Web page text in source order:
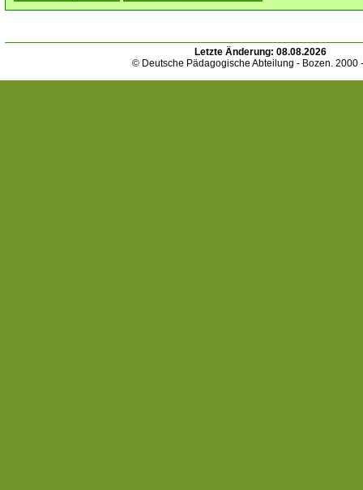
Letzte Änderung: 08.08.2026
© Deutsche Pädagogische Abteilung - Bozen. 2000